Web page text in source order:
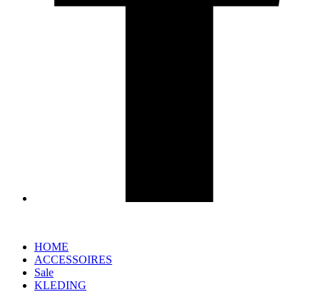
HOME
ACCESSOIRES
Sale
KLEDING